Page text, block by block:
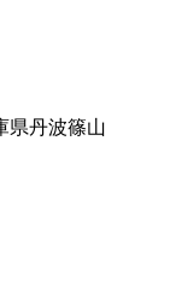
県丹波篠山